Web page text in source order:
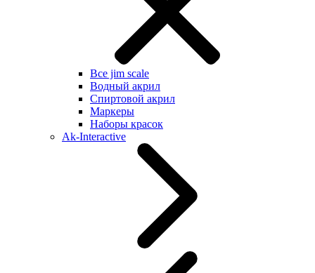
Все jim scale
Водный акрил
Спиртовой акрил
Маркеры
Наборы красок
Ak-Interactive